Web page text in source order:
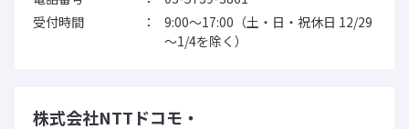
受付時間
9:00～17:00（土・日・祝休日 12/29
～1/4を除く）
株式会社NTTドコモ・